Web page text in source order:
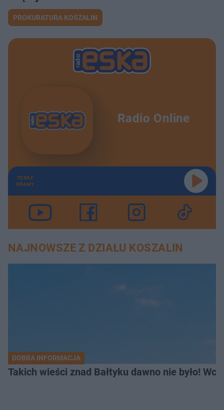
PROKURATURA KOSZALIN
Radio Online
TERAZ
GRAMY
NAJNOWSZE Z DZIAŁU KOSZALIN
DOBRA INFORMACJA
Takich wieści znad Bałtyku dawno nie było!